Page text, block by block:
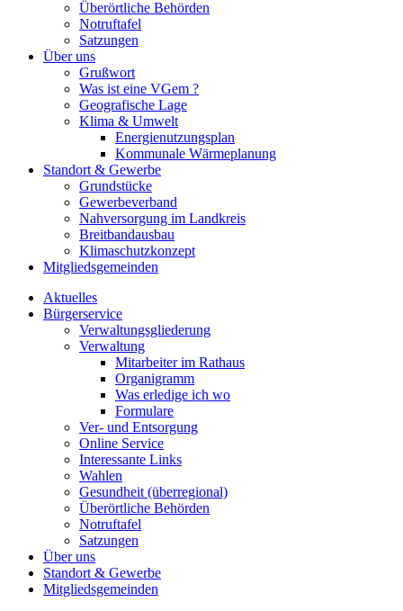
Überörtliche Behörden
Notruftafel
Satzungen
Über uns
Grußwort
Was ist eine VGem ?
Geografische Lage
Klima & Umwelt
Energienutzungsplan
Kommunale Wärmeplanung
Standort & Gewerbe
Grundstücke
Gewerbeverband
Nahversorgung im Landkreis
Breitbandausbau
Klimaschutzkonzept
Mitgliedsgemeinden
Aktuelles
Bürgerservice
Verwaltungsgliederung
Verwaltung
Mitarbeiter im Rathaus
Organigramm
Was erledige ich wo
Formulare
Ver- und Entsorgung
Online Service
Interessante Links
Wahlen
Gesundheit (überregional)
Überörtliche Behörden
Notruftafel
Satzungen
Über uns
Standort & Gewerbe
Mitgliedsgemeinden